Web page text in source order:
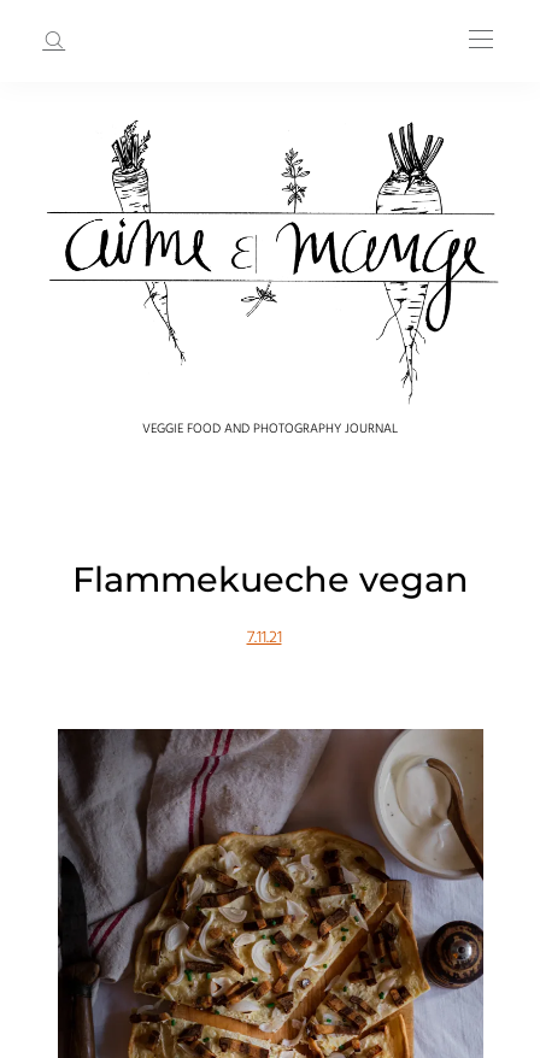
VEGGIE FOOD AND PHOTOGRAPHY JOURNAL
Flammekueche vegan
7.11.21